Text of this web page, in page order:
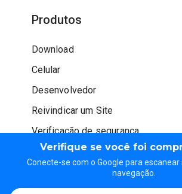
Verifique se você foi
Conecte-se com o Google para
navegação.
Produtos
Download
Celular
Desenvolvedor
Reivindicar um Site
Verificação de segurança